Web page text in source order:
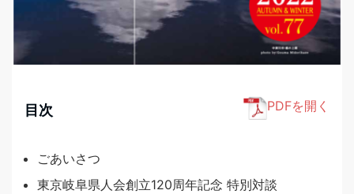
PDFを開く
目次
ごあいさつ
東京岐阜県人会創立120周年記念 特別対談